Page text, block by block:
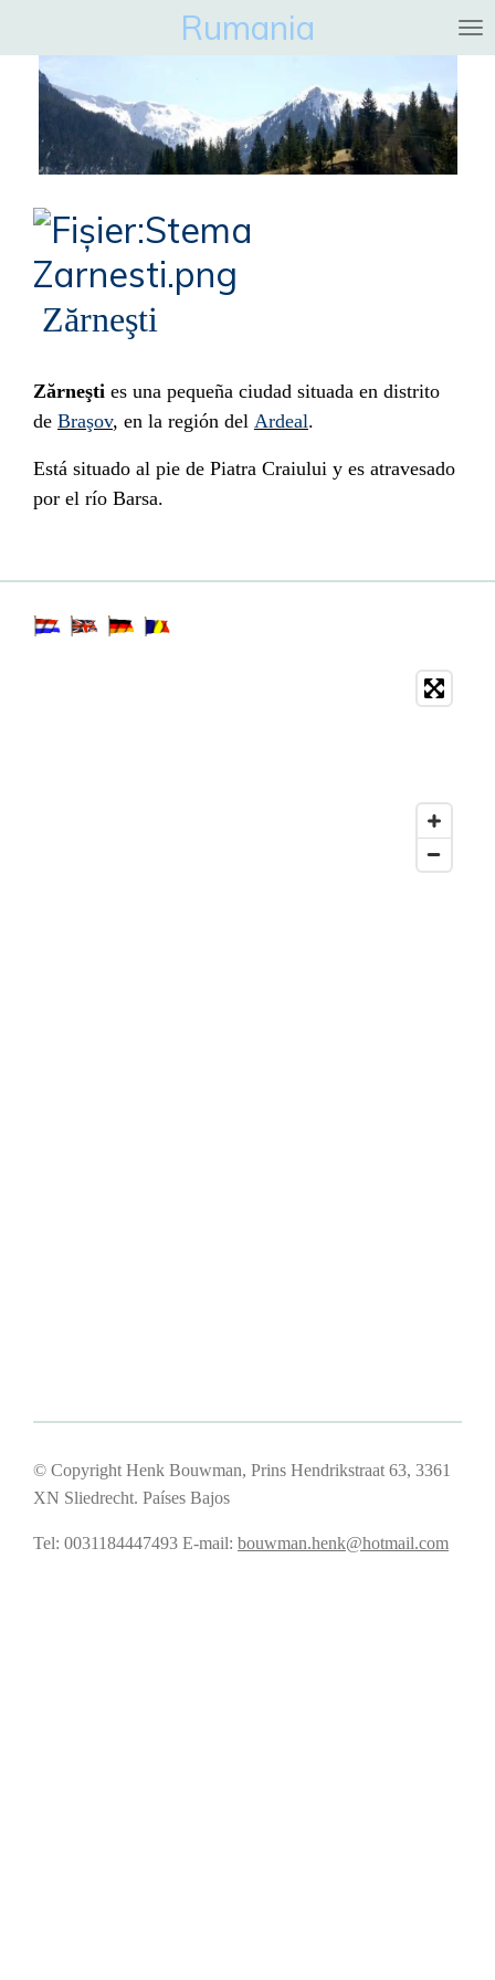
naar
hoofdinhoud
Rumania
Zărneşti
Zărneşti es una pequeña ciudad situada en distrito
de Braşov, en la región del Ardeal.
Está situado al pie de Piatra Craiului y es atravesado
por el río Barsa.
© Copyright Henk Bouwman, Prins Hendrikstraat 63, 3361
XN Sliedrecht. Países Bajos
Tel: 0031184447493 E-mail: bouwman.henk@hotmail.com